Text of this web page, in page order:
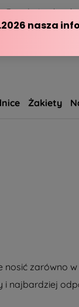
Żakiety
nosić zarówno
najbardziej